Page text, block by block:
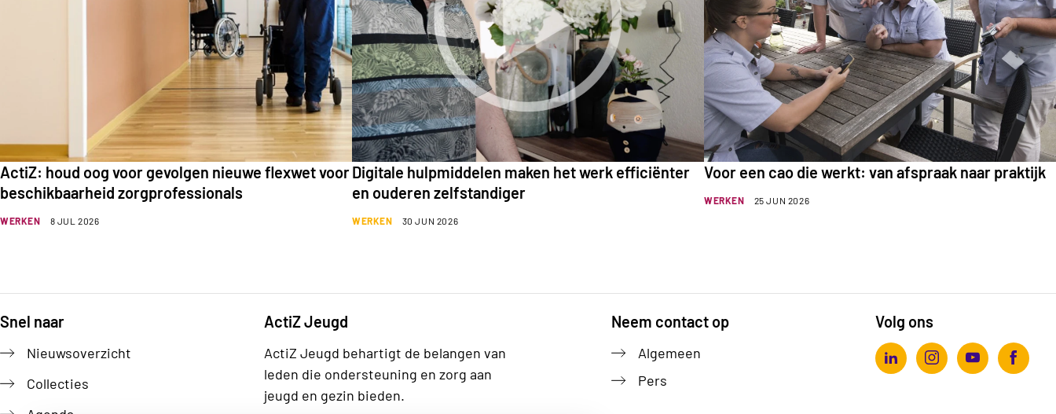
WERKEN 8 JUL 2026
ActiZ: houd oog voor gevolgen nieuwe flexwet voor
beschikbaarheid zorgprofessionals
WERKEN 30 JUN 2026
Digitale hulpmiddelen maken het werk efficiënter
en ouderen zelfstandiger
WERKEN 25 JUN 2026
Voor een cao die werkt: van afspraak naar praktijk
Snel naar
Nieuwsoverzicht
Collecties
ActiZ Jeugd
ActiZ Jeugd behartigt de belangen van
leden die ondersteuning en zorg aan
jeugd en gezin bieden.
Neem contact op
Algemeen
Pers
Volg ons
Actiz linkedinActiz instagram
Actiz youtube
Actiz